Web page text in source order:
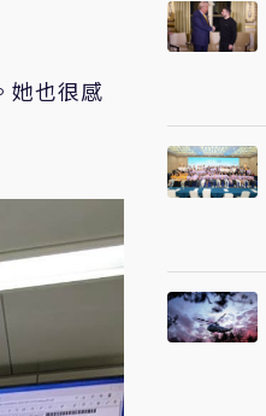
她也很感